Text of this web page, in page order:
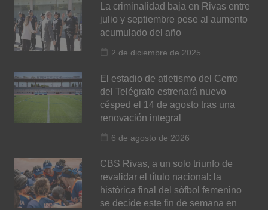
La criminalidad baja en Rivas entre
julio y septiembre pese al aumento
acumulado del año
2 de diciembre de 2025
El estadio de atletismo del Cerro
del Telégrafo estrenará nuevo
césped el 14 de agosto tras una
renovación integral
6 de agosto de 2026
CBS Rivas, a un solo triunfo de
revalidar el título nacional: la
histórica final del sófbol femenino
se decide este fin de semana en